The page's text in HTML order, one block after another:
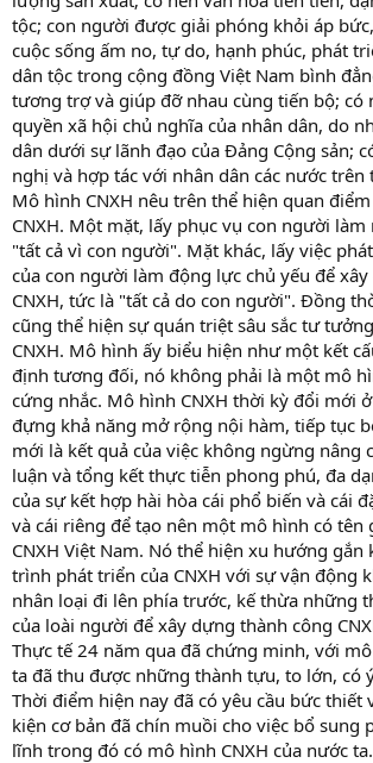
tộc; con người được giải phóng khỏi áp
cuộc sống ấm no, tự do, hạnh phúc, phát
dân tộc trong cộng đồng Việt Nam bình
tương trợ và giúp đỡ nhau cùng tiến bộ; có
quyền xã hội chủ nghĩa của nhân dân, do
dân dưới sự lãnh đạo của Đảng Cộng sản;
nghị và hợp tác với nhân dân các nước trên
Mô hình CNXH nêu trên thể hiện quan
CNXH. Một mặt, lấy phục vụ con người
"tất cả vì con người". Mặt khác, lấy việc
của con người làm động lực chủ yếu để
CNXH, tức là "tất cả do con người". Đồng
cũng thể hiện sự quán triệt sâu sắc tư
CNXH. Mô hình ấy biểu hiện như một kết
định tương đối, nó không phải là một mô
cứng nhắc. Mô hình CNXH thời kỳ đổi mới
đựng khả năng mở rộng nội hàm, tiếp tục
mới là kết quả của việc không ngừng nâng
luận và tổng kết thực tiễn phong phú, đa
của sự kết hợp hài hòa cái phổ biến và cái
và cái riêng để tạo nên một mô hình có tên
CNXH Việt Nam. Nó thể hiện xu hướng gắn
trình phát triển của CNXH với sự vận động
nhân loại đi lên phía trước, kế thừa những
của loài người để xây dựng thành công
Thực tế 24 năm qua đã chứng minh, với
ta đã thu được những thành tựu, to lớn, có
Thời điểm hiện nay đã có yêu cầu bức thiết
kiện cơ bản đã chín muồi cho việc bổ sung
lĩnh trong đó có mô hình CNXH của nước ta.